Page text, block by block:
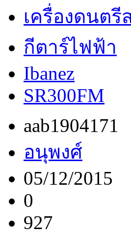
เครื่องดนตรี
กีตาร์ไฟฟ้า
Ibanez
SR300FM
aab1904171
อนุพงศ์
05/12/2015
0
927